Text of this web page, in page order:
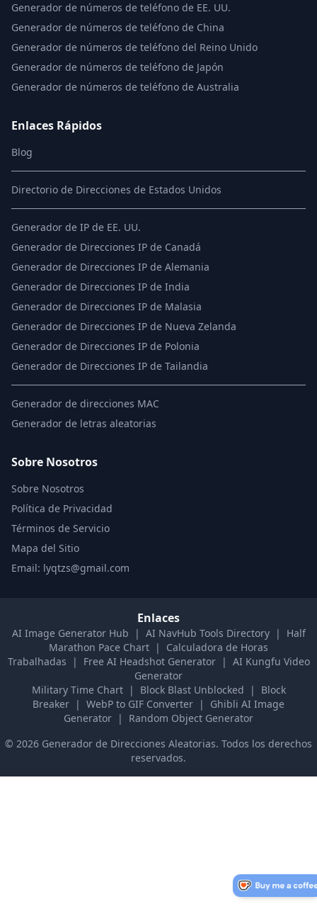
Generador de números de teléfono de EE. UU.
Generador de números de teléfono de China
Generador de números de teléfono del Reino Unido
Generador de números de teléfono de Japón
Generador de números de teléfono de Australia
Enlaces Rápidos
Blog
Directorio de Direcciones de Estados Unidos
Generador de IP de EE. UU.
Generador de Direcciones IP de Canadá
Generador de Direcciones IP de Alemania
Generador de Direcciones IP de India
Generador de Direcciones IP de Malasia
Generador de Direcciones IP de Nueva Zelanda
Generador de Direcciones IP de Polonia
Generador de Direcciones IP de Tailandia
Generador de direcciones MAC
Generador de letras aleatorias
Sobre Nosotros
Sobre Nosotros
Política de Privacidad
Términos de Servicio
Mapa del Sitio
Email: lyqtzs@gmail.com
Enlaces
AI Image Generator Hub | AI NavHub Tools Directory |
Half
Marathon Pace Chart |
Calculadora de Horas
Trabalhadas
| Free AI Headshot Generator | AI Kungfu Video
Generator
Military Time Chart
| Block Blast Unblocked |
Block
Breaker | WebP to GIF Converter |
Ghibli AI Image
Generator |
Random Object Generator
© 2026 Generador de Direcciones Aleatorias. Todos los derechos
reservados.